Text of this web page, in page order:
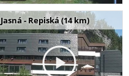
Jasná - Repiská (14 km)